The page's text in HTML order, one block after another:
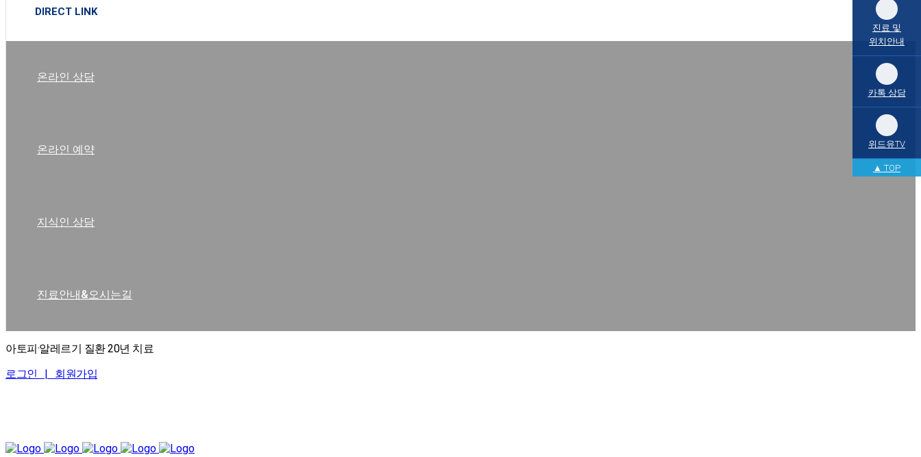
DIRECT LINK
온라인 상담
온라인 예약
지식인 상담
진료안내&오시는길
아토피·알레르기 질환 20년 치료
로그인 | 회원가입
진료 및
위치안내
카톡 상담
위드유TV
▲ TOP